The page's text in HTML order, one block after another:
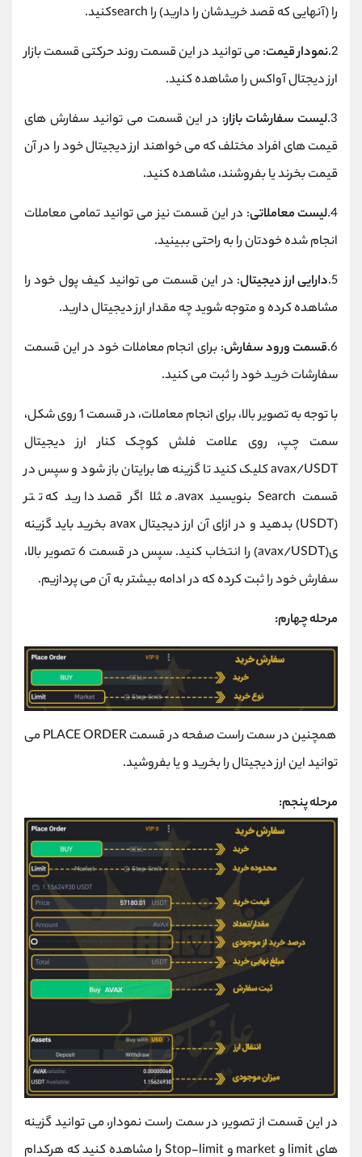
را (آنهایی که قصد خریدشان را دارید) را searchکنید.
2.نمودار قیمت: می توانید در این قسمت روند حرکتی قسمت بازار
ارز دیجتال آواکس را مشاهده کنید.
3.لیست سفارشات بازار: در این قسمت می توانید سفارش های
قیمت های افراد مختلف که می خواهند ارز دیجیتال خود را در آن
قیمت بخرند یا بفروشند، مشاهده کنید.
4.لیست معاملاتی: در این قسمت نیز می توانید تمامی معاملات
انجام شده خودتان را به راحتی ببینید.
5. دارایی ارز دیجیتال: در این قسمت می توانید کیف پول خود را
مشاهده کرده و متوجه شوید چه مقدار ارز دیجیتال دارید.
6.قسمت ورود سفارش: برای انجام معاملات خود در این قسمت
سفارشات خرید خود را ثبت می کنید.
با توجه به تصویر بالا، برای انجام معاملات، در قسمت 1 روی شکل،
سمت چپ، روی علامت فلش کوچک کنار ارز دیجیتال
avax/USDT کلیک کنید تا گزینه ها برایتان باز شود و سپس در
قسمت Search بنویسید avax. مثلا اگر قصد دارید که تتر
(USDT) بدهید و در ازای آن ارز دیجیتال avax بخرید باید گزینه
ی(avax/USDT) را انتخاب کنید. سپس در قسمت 6 تصویر بالا،
سفارش خود را ثبت کرده که در ادامه بیشتر به آن می پردازیم.
مرحله چهارم:
همچنین در سمت راست صفحه در قسمت PLACE ORDER می
توانید این ارز دیجیتال را بخرید و یا بفروشید.
مرحله پنجم:
در این قسمت از تصویر، در سمت راست نمودار، می توانید گزینه
های limit و market و Stop-limit را مشاهده کنید که هرکدام